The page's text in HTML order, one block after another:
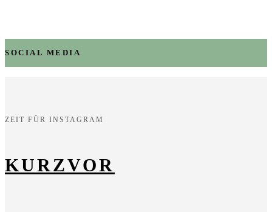
SOCIAL MEDIA
ZEIT FÜR INSTAGRAM
KURZVOR